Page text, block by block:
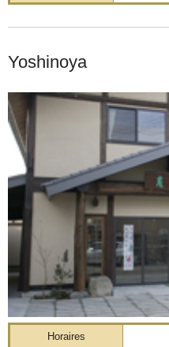
Yoshinoya
Horaires